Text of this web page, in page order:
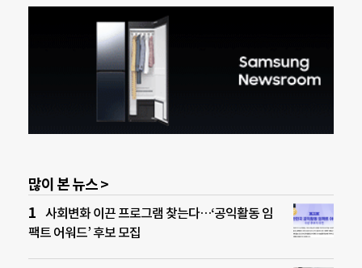
많이 본 뉴스 >
사회변화 이끈 프로그램 찾는다…‘공익활동 임
팩트 어워드’ 후보 모집